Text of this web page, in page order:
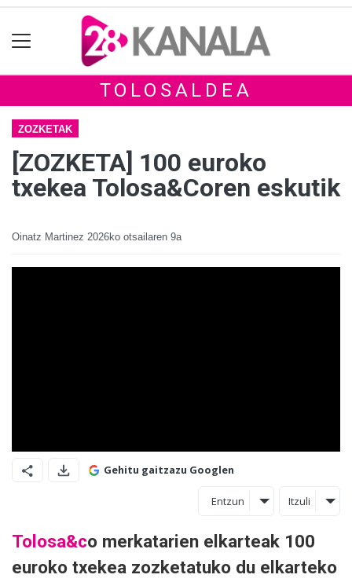
TOLOSALDEA
ZOZKETAK
[ZOZKETA] 100 euroko
txekea Tolosa&Coren eskutik
Oinatz Martinez 2026ko otsailaren 9a
Gehitu gaitzazu Googlen
Entzun Itzuli
Tolosa&co merkatarien elkarteak 100
euroko txekea zozketatuko du elkarteko